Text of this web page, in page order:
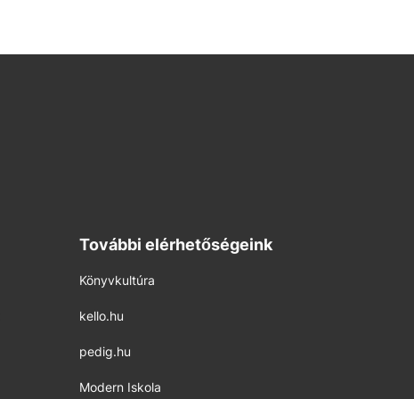
További elérhetőségeink
Könyvkultúra
kello.hu
pedig.hu
Modern Iskola